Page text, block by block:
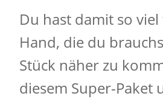
Du hast damit so
Hand, die du
Stück näher zu
diesem Super-